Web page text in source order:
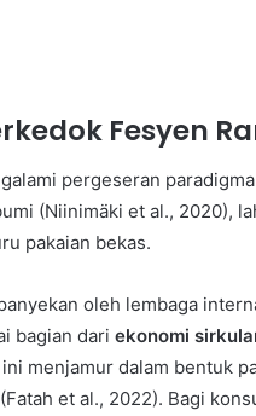
Fesyen
pergeseran
(Niinimäki et al., 2020),
pakaian bekas.
oleh lembaga
bagian dari ekonomi
menjamur dalam bentuk
et al., 2022). Bagi